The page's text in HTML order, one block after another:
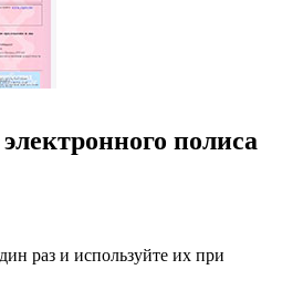
полиса
раз и используйте их при